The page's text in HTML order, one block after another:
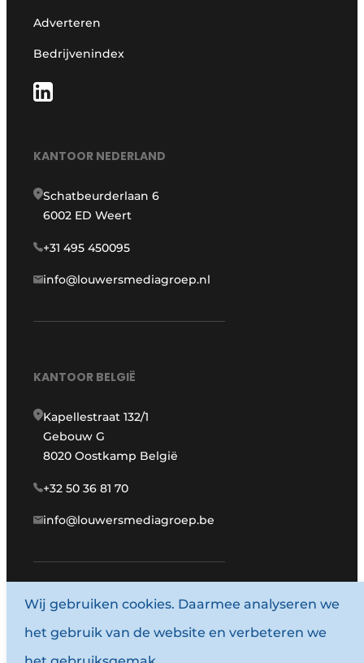
Adverteren
Bedrijvenindex
KANTOOR NEDERLAND
Schatbeurderlaan 6
6002 ED Weert
+31 495 450095
info@louwersmediagroep.nl
KANTOOR BELGIË
Kapellestraat 132/1
Gebouw G
8020 Oostkamp België
+32 50 36 81 70
info@louwersmediagroep.be
www.louwersmediagroep.com
© 1987 - 2026 Louwersmediagroep.
Wij gebruiken cookies. Daarmee analyseren we
het gebruik van de website en verbeteren we